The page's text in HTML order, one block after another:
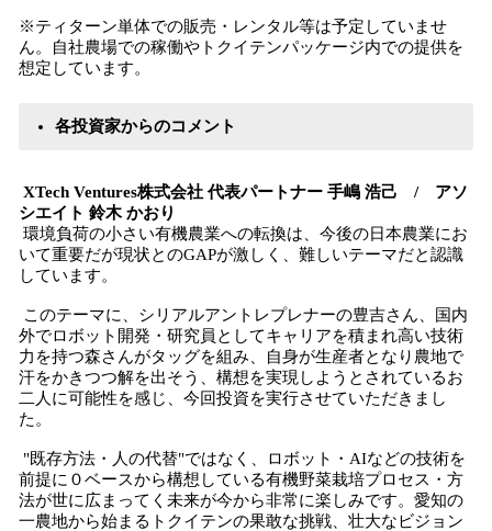
※ティターン単体での販売・レンタル等は予定していませ
ん。自社農場での稼働やトクイテンパッケージ内での提供を
想定しています。
各投資家からのコメント
XTech Ventures株式会社 代表パートナー 手嶋 浩己 / アソ
シエイト 鈴木 かおり
環境負荷の小さい有機農業への転換は、今後の日本農業にお
いて重要だが現状とのGAPが激しく、難しいテーマだと認識
しています。
このテーマに、シリアルアントレプレナーの豊吉さん、国内
外でロボット開発・研究員としてキャリアを積まれ高い技術
力を持つ森さんがタッグを組み、自身が生産者となり農地で
汗をかきつつ解を出そう、構想を実現しようとされているお
二人に可能性を感じ、今回投資を実行させていただきまし
た。
"既存方法・人の代替"ではなく、ロボット・AIなどの技術を
前提に０ベースから構想している有機野菜栽培プロセス・方
法が世に広まってく未来が今から非常に楽しみです。愛知の
一農地から始まるトクイテンの果敢な挑戦、壮大なビジョン